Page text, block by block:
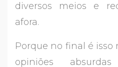
diversos meios e
afora.
Porque no final é isso
opiniões